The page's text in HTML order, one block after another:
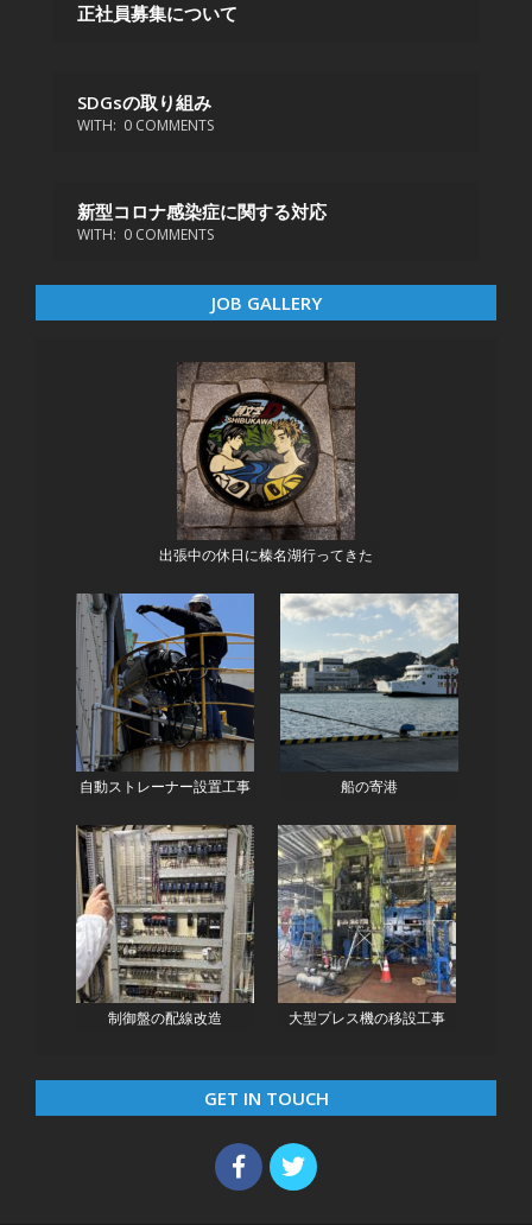
正社員募集について
SDGsの取り組み
WITH: 0 COMMENTS
新型コロナ感染症に関する対応
WITH: 0 COMMENTS
JOB GALLERY
出張中の休日に榛名湖行ってきた
自動ストレーナー設置工事 船の寄港
制御盤の配線改造 大型プレス機の移設工事
GET IN TOUCH